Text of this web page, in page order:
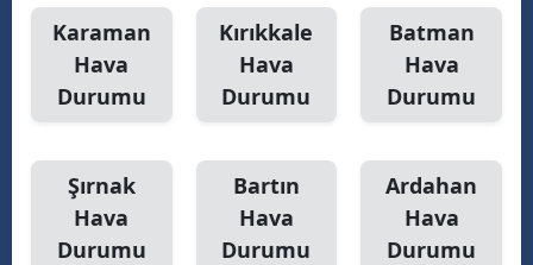
Karaman
Hava
Durumu
Kırıkkale
Hava
Durumu
Batman
Hava
Durumu
Şırnak
Hava
Durumu
Bartın
Hava
Durumu
Ardahan
Hava
Durumu